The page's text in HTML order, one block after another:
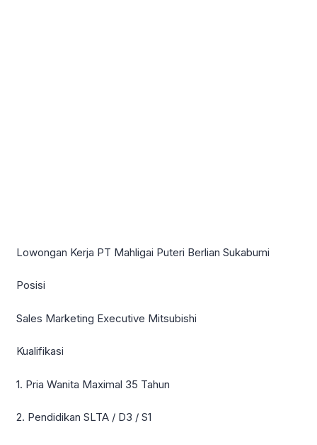
Lowongan Kerja PT Mahligai Puteri Berlian Sukabumi
Posisi
Sales Marketing Executive Mitsubishi
Kualifikasi
1. Pria Wanita Maximal 35 Tahun
2. Pendidikan SLTA / D3 / S1